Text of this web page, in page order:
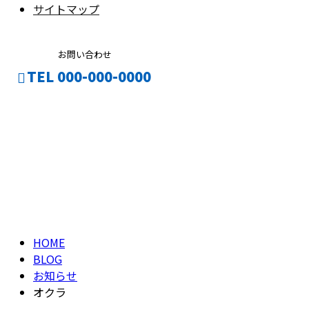
サイトマップ
お問い合わせ
TEL 000-000-0000
HOME
BLOG
お知らせ
オクラ